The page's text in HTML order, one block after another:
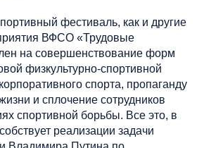
фестиваль, как и другие
ВФСО «Трудовые
на совершенствование форм
физкультурно-спортивной
спорта, пропаганду
и сплочение сотрудников
спортивной борьбы. Все это, в
реализации задачи